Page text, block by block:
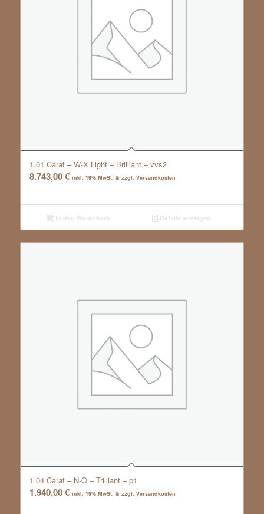
1.01 Carat – W-X Light – Brilliant – vvs2
8.743,00€ inkl. 19% MwSt. & zzgl. Versandkosten
In den Warenkorb Details anzeigen
1.04 Carat – N-O – Trilliant – p1
1.940,00€ inkl. 19% MwSt. & zzgl. Versandkosten